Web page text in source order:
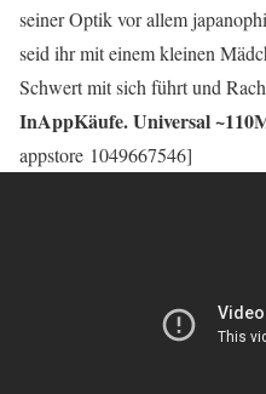
seiner Optik vor allem
seid ihr mit einem kleinen
Schwert mit sich führt und
InAppKäufe. Universal
appstore 1049667546]